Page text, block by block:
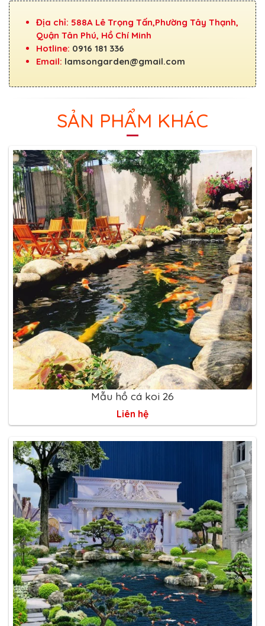
Địa chỉ: 588A Lê Trọng Tấn,Phường Tây Thạnh,
Quận Tân Phú, Hồ Chí Minh
Hotline: 0916 181 336
Email: lamsongarden@gmail.com
SẢN PHẨM KHÁC
Mẫu hồ cá koi 26
Liên hệ